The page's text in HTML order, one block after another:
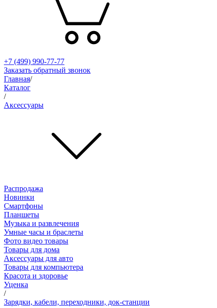
+7 (499) 990-77-77
Заказать обратный звонок
Главная/
Каталог
/
Аксессуары
Распродажа
Новинки
Смартфоны
Планшеты
Музыка и развлечения
Умные часы и браслеты
Фото видео товары
Товары для дома
Аксессуары для авто
Товары для компьютера
Красота и здоровье
Уценка
/
Зарядки, кабели, переходники, док-станции